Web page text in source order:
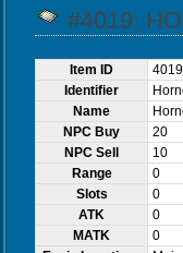
#4019:
Item ID
4019
Identifier
Name
NPC Buy
20
NPC Sell
10
Range
0
Slots
0
ATK
0
MATK
0